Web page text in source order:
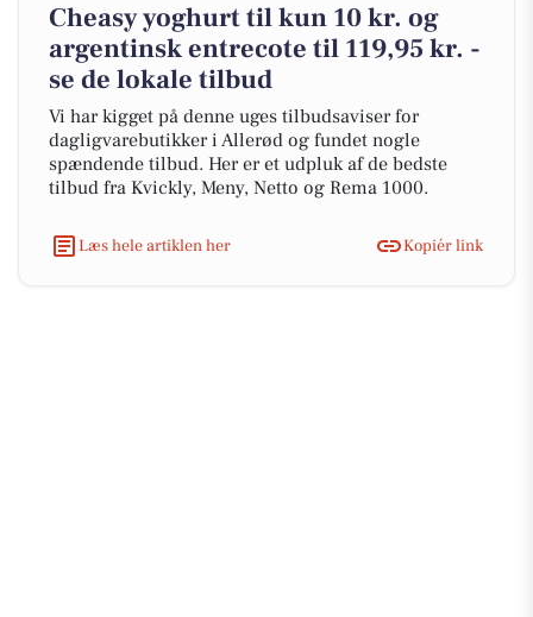
Cheasy yoghurt til kun 10 kr. og
argentinsk entrecote til 119,95 kr. -
se de lokale tilbud
Vi har kigget på denne uges tilbudsaviser for
dagligvarebutikker i Allerød og fundet nogle
spændende tilbud. Her er et udpluk af de bedste
tilbud fra Kvickly, Meny, Netto og Rema 1000.
Læs hele artiklen her Kopiér link